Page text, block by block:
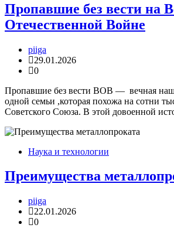
Пропавшие без вести на
Отечественной Войне
piiga
29.01.2026
0
Пропавшие без вести ВОВ — вечная
одной семьи ,которая похожа на сотни
Советского Союза. В этой довоенной
Наука и технологии
Преимущества
piiga
22.01.2026
0